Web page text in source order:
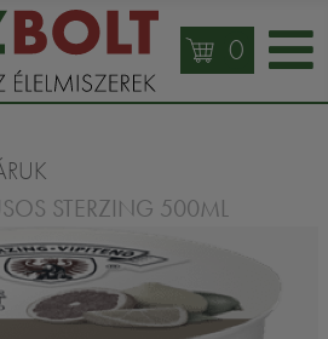
0
STERZING 500ML